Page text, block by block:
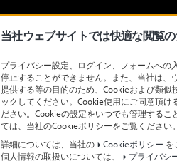
当社ウェブサイトでは快適な閲覧
プライバシー設定、ログイン、フォームへ
停止することができません。また、当社は
提供する等の目的のため、Cookieおよび類
ックしてください。Cookie使用にご同意頂
ださい。Cookieの設定をいつでも管理する
ては、当社のCookieポリシーをご覧ください
詳細については、当社の
Cookieポリシー を
個人情報の取扱いについては、
プライバシ